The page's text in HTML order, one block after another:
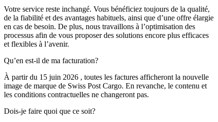
Votre service reste inchangé. Vous bénéficiez toujours de la qualité,
de la fiabilité et des avantages habituels, ainsi que d’une offre élargie
en cas de besoin. De plus, nous travaillons à l’optimisation des
processus afin de vous proposer des solutions encore plus efficaces
et flexibles à l’avenir.
Qu’en est-il de ma facturation?
À partir du 15 juin 2026 , toutes les factures afficheront la nouvelle
image de marque de Swiss Post Cargo. En revanche, le contenu et
les conditions contractuelles ne changeront pas.
Dois-je faire quoi que ce soit?